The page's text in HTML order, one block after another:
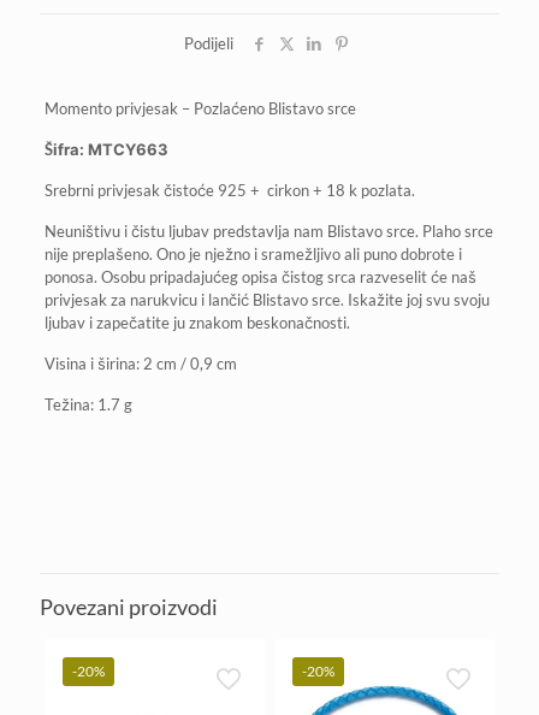
Podijeli
Momento privjesak – Pozlaćeno Blistavo srce
Šifra: MTCY663
Srebrni privjesak čistoće 925 + cirkon + 18 k pozlata.
Neuništivu i čistu ljubav predstavlja nam Blistavo srce. Plaho srce
nije preplašeno. Ono je nježno i sramežljivo ali puno dobrote i
ponosa. Osobu pripadajućeg opisa čistog srca razveselit će naš
privjesak za narukvicu i lančić Blistavo srce. Iskažite joj svu svoju
ljubav i zapečatite ju znakom beskonačnosti.
Visina i širina: 2 cm / 0,9 cm
Težina: 1.7 g
Povezani proizvodi
-20% -20%